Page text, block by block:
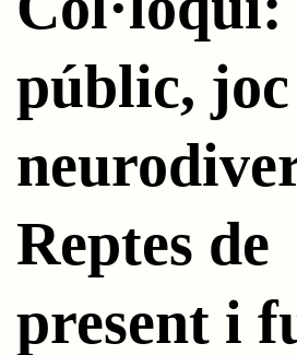
públic,
Reptes de
present i